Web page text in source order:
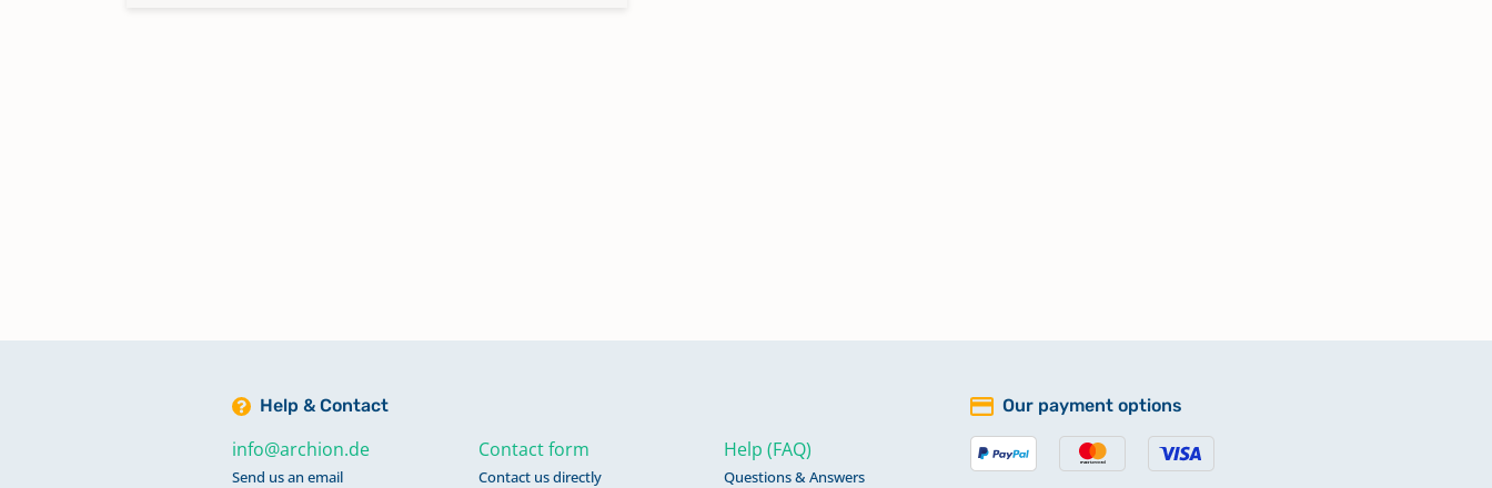
Help & Contact
info@archion.de
Send us an email
Contact form
Contact us directly
Help (FAQ)
Questions & Answers
Our payment options